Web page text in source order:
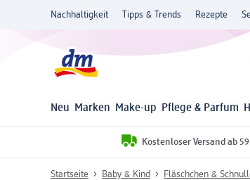
Nachhaltigkeit Tipps & Trends Rezepte
Neu Marken Make-up Pflege & Parfum
Kostenloser Versand ab
Startseite Baby & Kind Fläschchen &